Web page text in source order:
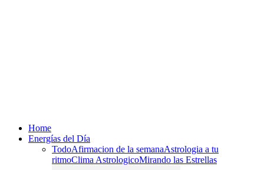
Home
Energías del Día
TodoAfirmacion de la semanaAstrologia a tu
ritmoClima AstrologicoMirando las Estrellas